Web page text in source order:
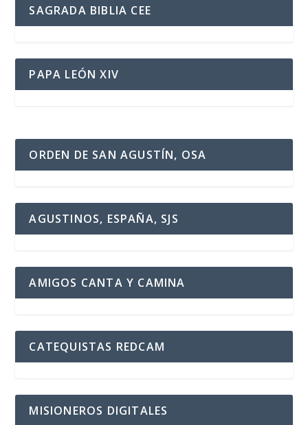
SAGRADA BIBLIA CEE
PAPA LEÓN XIV
ORDEN DE SAN AGUSTÍN, OSA
AGUSTINOS, ESPAÑA, SJS
AMIGOS CANTA Y CAMINA
CATEQUISTAS REDCAM
MISIONEROS DIGITALES